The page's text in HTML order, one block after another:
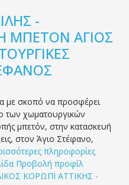
-
ΜΠΕΤΟΝ ΑΓΙΟΣ
με σκοπό να προσφέρει
των χωματουργικών
μπετόν, στην κατασκευή
στον Άγιο Στέφανο,
πληροφορίες
Προβολή προφίλ